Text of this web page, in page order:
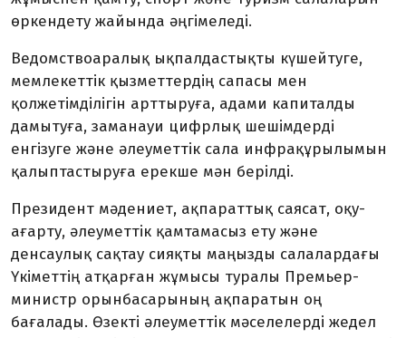
өркендету жайында әңгімеледі.
Ведомствоаралық ықпалдастықты күшейтуге,
мемлекеттік қызметтердің сапасы мен
қолжетімділігін арттыруға, адами капиталды
дамытуға, заманауи цифрлық шешімдерді
енгізуге және әлеуметтік сала инфрақұрылымын
қалыптастыруға ерекше мән берілді.
Президент мәдениет, ақпараттық саясат, оқу-
ағарту, әлеуметтік қамтамасыз ету және
денсаулық сақтау сияқты маңызды салалардағы
Үкіметтің атқарған жұмысы туралы Премьер-
министр орынбасарының ақпаратын оң
бағалады. Өзекті әлеуметтік мәселелерді жедел